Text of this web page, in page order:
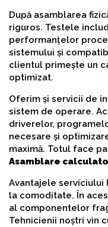
După asamblarea
riguros. Testele
performanțelor
sistemului și
clientul primește un
optimizat.
Oferim și servicii de
sistem de operare.
driverelor,
necesare și
maximă. Totul face
Asamblare
Avantajele serviciului
la comoditate. În
al componentelor
Tehnicienii noștri vin